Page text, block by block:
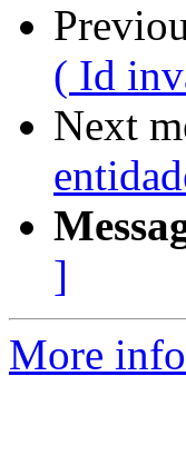
( Id
Next
]
More